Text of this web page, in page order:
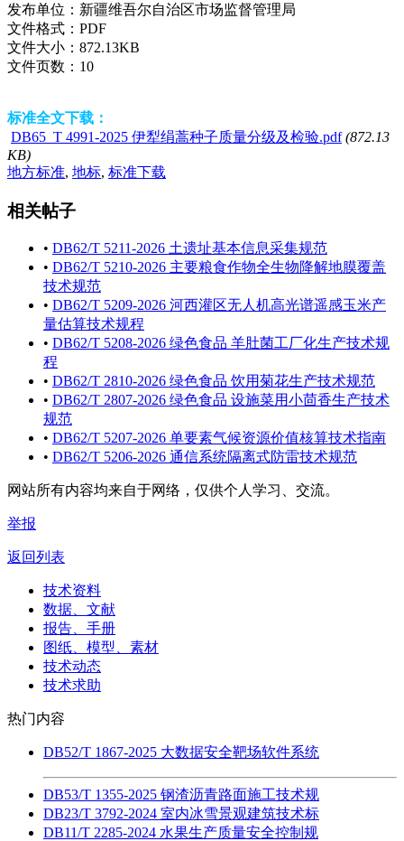
发布单位： 新疆维吾尔自治区市场监督管理局
文件格式： PDF
文件大小： 872.13KB
文件页数： 10
标准全文下载：
DB65_T 4991-2025 伊犁绢蒿种子质量分级及检验.pdf (872.13
KB)
地方标准, 地标, 标准下载
相关帖子
• DB62/T 5211-2026 土遗址基本信息采集规范
• DB62/T 5210-2026 主要粮食作物全生物降解地膜覆盖
技术规范
• DB62/T 5209-2026 河西灌区无人机高光谱遥感玉米产
量估算技术规程
• DB62/T 5208-2026 绿色食品 羊肚菌工厂化生产技术规
程
• DB62/T 2810-2026 绿色食品 饮用菊花生产技术规范
• DB62/T 2807-2026 绿色食品 设施菜用小茴香生产技术
规范
• DB62/T 5207-2026 单要素气候资源价值核算技术指南
• DB62/T 5206-2026 通信系统隔离式防雷技术规范
网站所有内容均来自于网络，仅供个人学习、交流。
举报
返回列表
技术资料
数据、文献
报告、手册
图纸、模型、素材
技术动态
技术求助
热门内容
DB52/T 1867-2025 大数据安全靶场软件系统
DB53/T 1355-2025 钢渣沥青路面施工技术规
DB23/T 3792-2024 室内冰雪景观建筑技术标
DB11/T 2285-2024 水果生产质量安全控制规